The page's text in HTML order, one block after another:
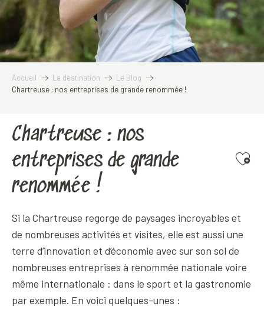
Accueil La destination
Le Blog
Chartreuse : nos entreprises de grande renommée !
Chartreuse : nos
entreprises de grande
renommée !
Si la Chartreuse regorge de paysages incroyables et
de nombreuses activités et visites, elle est aussi une
terre d’innovation et d’économie avec sur son sol de
nombreuses entreprises à renommée nationale voire
même internationale : dans le sport et la gastronomie
par exemple. En voici quelques-unes :